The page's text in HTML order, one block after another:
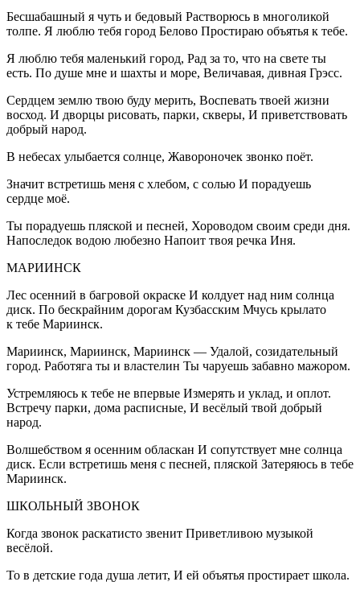
Бесшабашный я чуть и бедовый Растворюсь в многоликой
толпе. Я люблю тебя город Белово Простираю объятья к тебе.
Я люблю тебя маленький город, Рад за то, что на свете ты
есть. По душе мне и шахты и море, Величавая, дивная Грэсс.
Сердцем землю твою буду мерить, Воспевать твоей жизни
восход. И дворцы рисовать, парки, скверы, И приветствовать
добрый народ.
В небесах улыбается солнце, Жавороночек звонко поёт.
Значит встретишь меня с хлебом, с солью И порадуешь
сердце моё.
Ты порадуешь пляской и песней, Хороводом своим среди дня.
Напоследок водою любезно Напоит твоя речка Иня.
МАРИИНСК
Лес осенний в багровой окраске И колдует над ним солнца
диск. По бескрайним дорогам Кузбасским Мчусь крылато
к тебе Мариинск.
Мариинск, Мариинск, Мариинск — Удалой, созидательный
город. Работяга ты и властелин Ты чаруешь забавно мажором.
Устремляюсь к тебе не впервые Измерять и уклад, и оплот.
Встречу парки, дома расписные, И весёлый твой добрый
народ.
Волшебством я осенним обласкан И сопутствует мне солнца
диск. Если встретишь меня с песней, пляской Затеряюсь в тебе
Мариинск.
ШКОЛЬНЫЙ ЗВОНОК
Когда звонок раскатисто звенит Приветливою музыкой
весёлой.
То в детские года душа летит, И ей объятья простирает школа.